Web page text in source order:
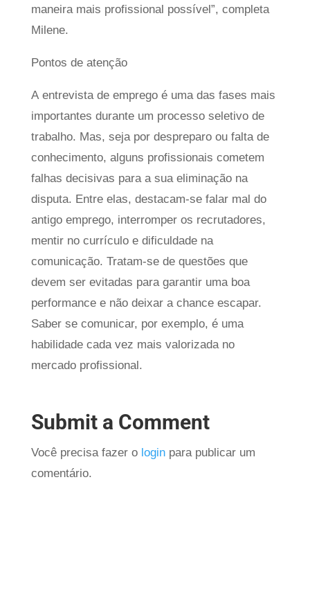
maneira mais profissional possível”, completa
Milene.
Pontos de atenção
A entrevista de emprego é uma das fases mais
importantes durante um processo seletivo de
trabalho. Mas, seja por despreparo ou falta de
conhecimento, alguns profissionais cometem
falhas decisivas para a sua eliminação na
disputa. Entre elas, destacam-se falar mal do
antigo emprego, interromper os recrutadores,
mentir no currículo e dificuldade na
comunicação. Tratam-se de questões que
devem ser evitadas para garantir uma boa
performance e não deixar a chance escapar.
Saber se comunicar, por exemplo, é uma
habilidade cada vez mais valorizada no
mercado profissional.
Submit a Comment
Você precisa fazer o loginpara publicar um
comentário.